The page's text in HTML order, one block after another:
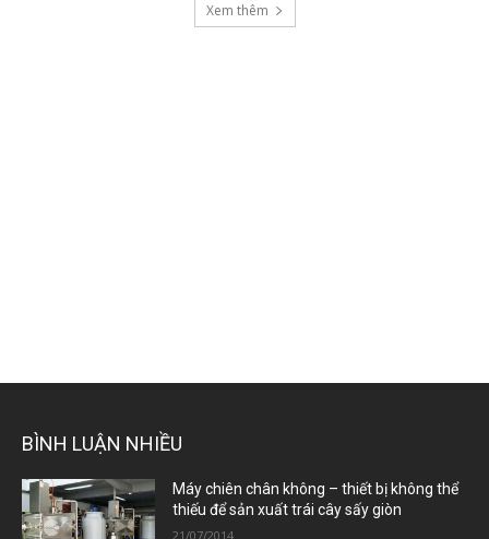
Xem thêm
BÌNH LUẬN NHIỀU
Máy chiên chân không – thiết bị không thể
thiếu để sản xuất trái cây sấy giòn
21/07/2014